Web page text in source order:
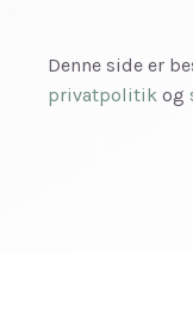
Denne side er
privatpolitik og